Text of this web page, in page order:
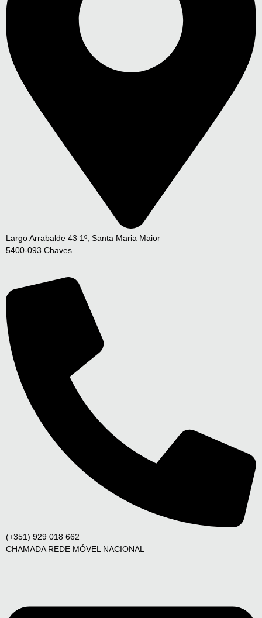
Largo Arrabalde 43 1º, Santa Maria Maior
5400-093 Chaves
(+351) 929 018 662
CHAMADA REDE MÓVEL NACIONAL